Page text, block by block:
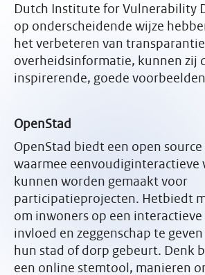
Dutch Institute for Vulnerability
op onderscheidende wijze
het verbeteren van
overheidsinformatie, kunnen zij
inspirerende, goede
OpenStad
OpenStad biedt een open
waarmee eenvoudiginteractieve
kunnen worden gemaakt voor
participatieprojecten. Hetbiedt
om inwoners op een
invloed en zeggenschap te
hun stad of dorp gebeurt. Denk
een online stemtool, manieren